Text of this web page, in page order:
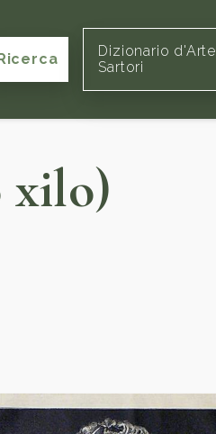
Dizionario d'Arte
Sartori
xilo)